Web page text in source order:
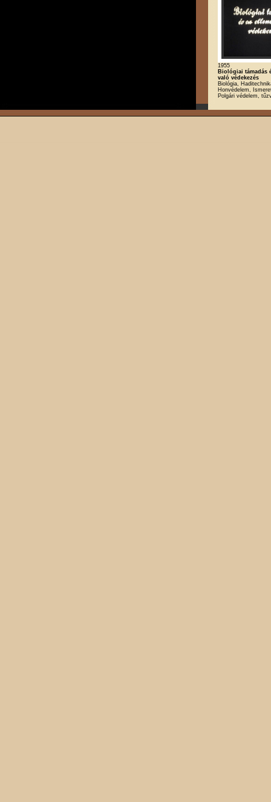
1955
Biológiai támadás
való védekezés
Biológia,
Honvédelem,
Polgári védelem,